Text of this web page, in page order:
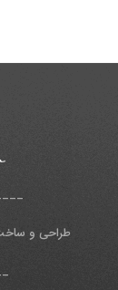
طراحی و